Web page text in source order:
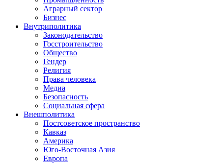
Аграрный сектор
Бизнес
Внутриполитика
Законодательство
Госстроительство
Общество
Гендер
Религия
Права человека
Медиа
Безопасность
Социальная сфера
Внешполитика
Постсоветское пространство
Кавказ
Америка
Юго-Восточная Азия
Европа